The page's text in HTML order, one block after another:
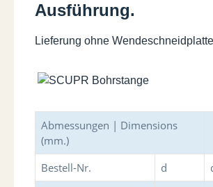
Ausführung.
Lieferung ohne
Abmessungen | Dimensions
(mm.)
Bestell-Nr.
d